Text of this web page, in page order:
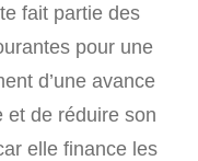
fait partie des
pour une
d’une avance
et de réduire son
elle finance les